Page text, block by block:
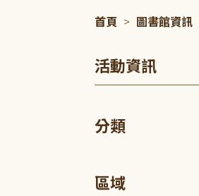
首頁 > 圖書館資訊
活動資訊
分類
區域